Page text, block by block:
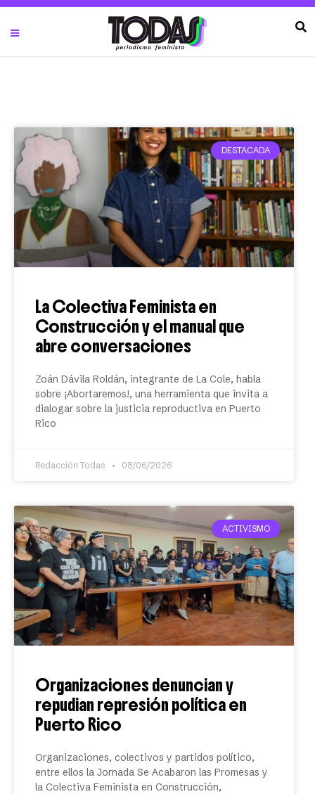
DESTACADA
La Colectiva Feminista en
Construcción y el manual que
abre conversaciones
Zoán Dávila Roldán, integrante de La Cole, habla
sobre ¡Abortaremos!, una herramienta que invita a
dialogar sobre la justicia reproductiva en Puerto
Rico
Redacción Todas 08/06/2026
ACTIVISMO
Organizaciones denuncian y
repudian represión política en
Puerto Rico
Organizaciones, colectivos y partidos político,
entre ellos la Jornada Se Acabaron las Promesas y
la Colectiva Feminista en Construcción,